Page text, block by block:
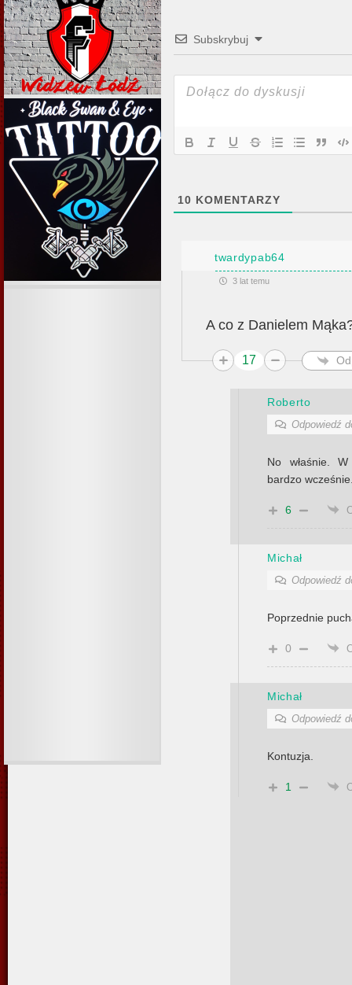
Subskrybuj
10 KOMENTARZY
twardypab64
3 lat temu
A co z Danielem
17
Roberto
Odpowiedź
No właśnie.
bardzo
6
Michał
Odpowiedź
Poprzednie
0
Michał
Odpowiedź
Kontuzja.
1